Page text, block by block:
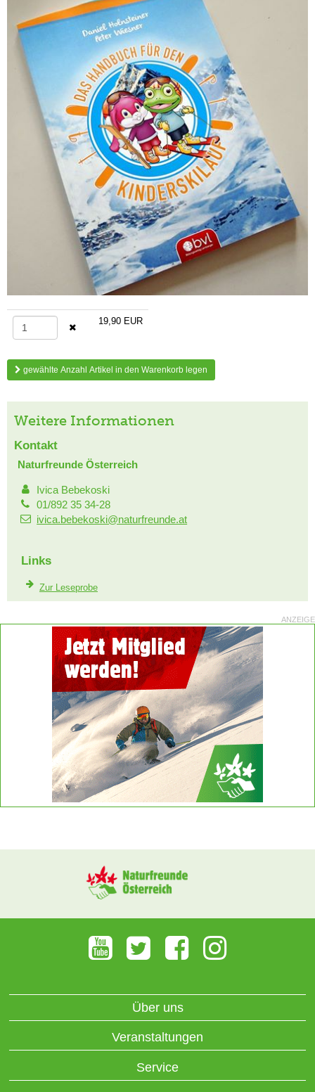
19,90 EUR
gewählte Anzahl Artikel in den Warenkorb legen
Weitere Informationen
Kontakt
Naturfreunde Österreich
Ivica Bebekoski
01/892 35 34-28
ivica.bebekoski@naturfreunde.at
Links
Zur Leseprobe
ANZEIGE
Über uns
Veranstaltungen
Service